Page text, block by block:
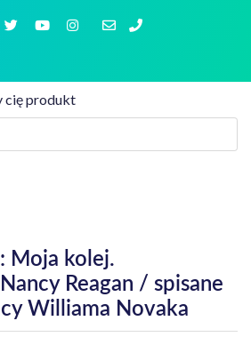
cię produkt
Moja kolej.
Reagan / spisane
Williama Novaka